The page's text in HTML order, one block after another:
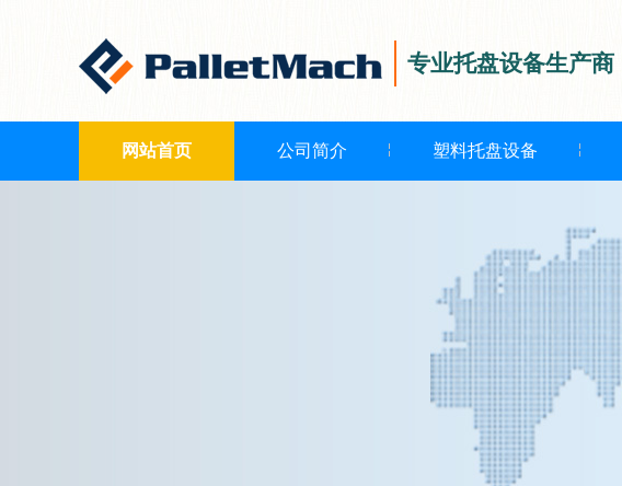
专业托盘设备生产商
网站首页 公司简介 塑料托盘设备